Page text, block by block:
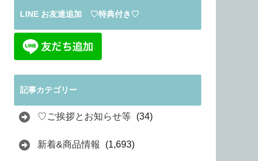
LINE お友達追加 ♡特典付き♡
記事カテゴリー
♡ご挨拶とお知らせ等 (34)
新着&商品情報 (1,693)